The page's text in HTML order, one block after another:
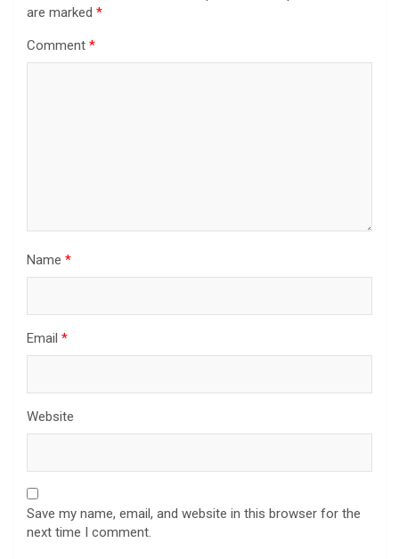
are marked *
Comment *
Name *
Email *
Website
Save my name, email, and website in this browser for the
next time I comment.